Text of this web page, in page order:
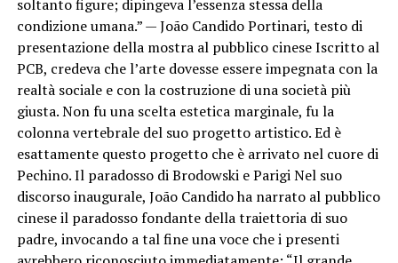
soltanto figure; dipingeva l’essenza stessa della
condizione umana.” — João Candido Portinari, testo di
presentazione della mostra al pubblico cinese Iscritto al
PCB, credeva che l’arte dovesse essere impegnata con la
realtà sociale e con la costruzione di una società più
giusta. Non fu una scelta estetica marginale, fu la
colonna vertebrale del suo progetto artistico. Ed è
esattamente questo progetto che è arrivato nel cuore di
Pechino. Il paradosso di Brodowski e Parigi Nel suo
discorso inaugurale, João Candido ha narrato al pubblico
cinese il paradosso fondante della traiettoria di suo
padre, invocando a tal fine una voce che i presenti